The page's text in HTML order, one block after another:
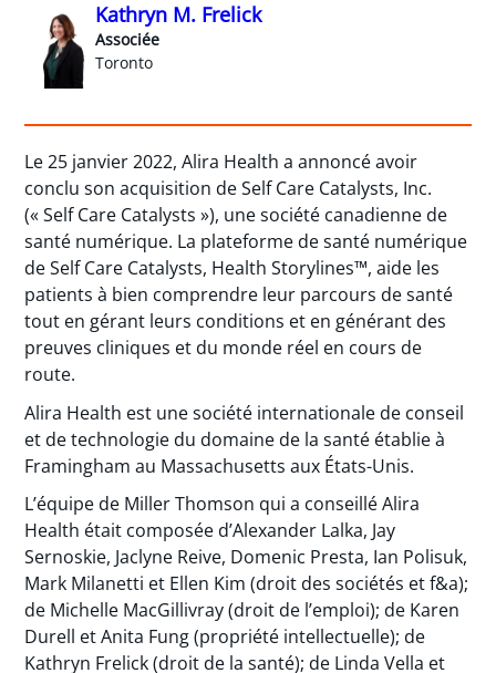
Kathryn M. Frelick
Associée
Toronto
Le 25 janvier 2022, Alira Health a annoncé avoir
conclu son acquisition de Self Care Catalysts, Inc.
(« Self Care Catalysts »), une société canadienne de
santé numérique. La plateforme de santé numérique
de Self Care Catalysts, Health Storylines™, aide les
patients à bien comprendre leur parcours de santé
tout en gérant leurs conditions et en générant des
preuves cliniques et du monde réel en cours de
route.
Alira Health est une société internationale de conseil
et de technologie du domaine de la santé établie à
Framingham au Massachusetts aux États-Unis.
L’équipe de Miller Thomson qui a conseillé Alira
Health était composée d’Alexander Lalka, Jay
Sernoskie, Jaclyne Reive, Domenic Presta, Ian Polisuk,
Mark Milanetti et Ellen Kim (droit des sociétés et f&a);
de Michelle MacGillivray (droit de l’emploi); de Karen
Durell et Anita Fung (propriété intellectuelle); de
Kathryn Frelick (droit de la santé); de Linda Vella et